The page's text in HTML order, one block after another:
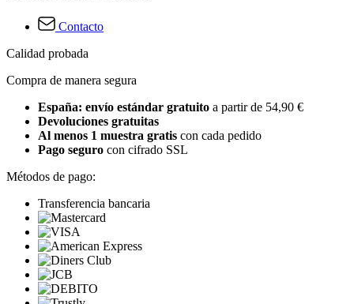
Contacto
Calidad probada
Compra de manera segura
España: envío estándar gratuito a partir de 54,90 €
Devoluciones gratuitas
Al menos 1 muestra gratis con cada pedido
Pago seguro con cifrado SSL
Métodos de pago:
Transferencia bancaria